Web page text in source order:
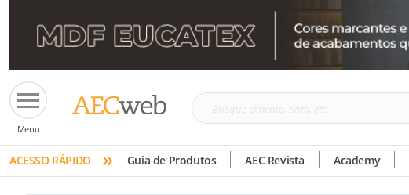
Menu
Busque
tinta,
etc
ACESSO RÁPIDO » Guia de Produtos AEC Revista Academy